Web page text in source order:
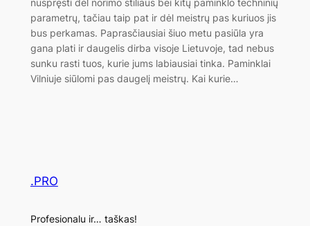
parametrų, tačiau taip pat ir dėl meistrų pas kuriuos jis
bus perkamas. Paprasčiausiai šiuo metu pasiūla yra
gana plati ir daugelis dirba visoje Lietuvoje, tad nebus
sunku rasti tuos, kurie jums labiausiai tinka. Paminklai
Vilniuje siūlomi pas daugelį meistrų. Kai kurie…
.PRO
Profesionalu ir… taškas!